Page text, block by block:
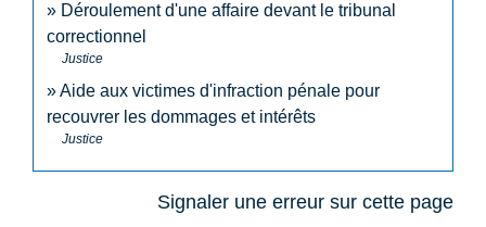
Déroulement d'une affaire devant le tribunal
correctionnel
Justice
Aide aux victimes d'infraction pénale pour
recouvrer les dommages et intérêts
Justice
Signaler une erreur sur cette page